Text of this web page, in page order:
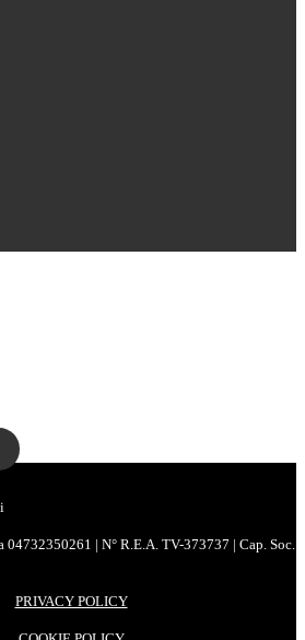
04732350261 | N° R.E.A. TV-373737 | Cap. Soc.
PRIVACY POLICY